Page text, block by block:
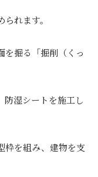
れます。
を掘る「掘削（くっ
防湿シートを施工し
枠を組み、建物を支